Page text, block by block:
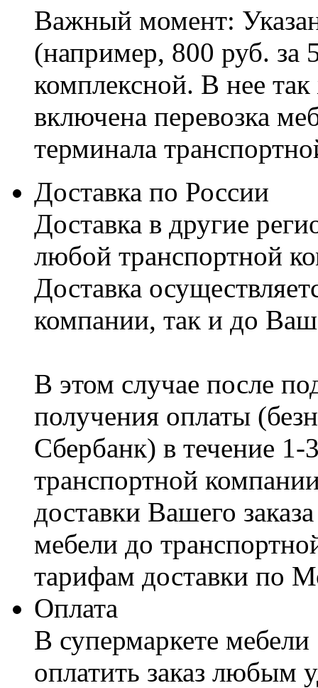
Важный момент:
(например, 800 руб. за
комплексной. В нее
включена перевозка
терминала
Доставка по России
Доставка в другие
любой транспортной
Доставка
компании, так и до
В этом случае после
получения оплаты
Сбербанк) в течение
транспортной
доставки Вашего
мебели до
тарифам доставки по
Оплата
В супермаркете
оплатить заказ любым